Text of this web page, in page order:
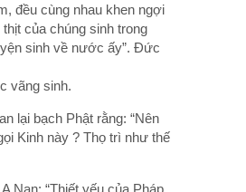
đều cùng nhau khen ngợi
của chúng sinh trong
sinh về nước ấy”. Đức
vãng sinh.
lại bạch Phật rằng: “Nên
Kinh này ? Thọ trì như thế
Nan: “Thiết yếu của Pháp